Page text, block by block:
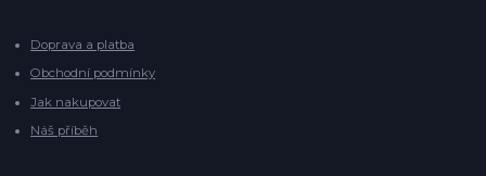
Doprava a platba
Obchodní podmínky
Jak nakupovat
Náš příběh